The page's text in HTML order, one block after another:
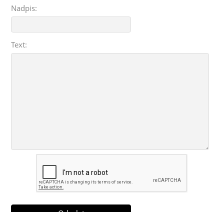
Nadpis:
Text: